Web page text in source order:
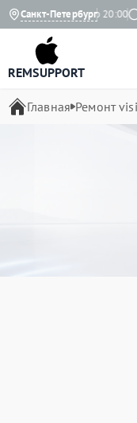
Санкт-Петербург
с 9:00 до 20:00
REMSUPPORT
Главная Ремонт